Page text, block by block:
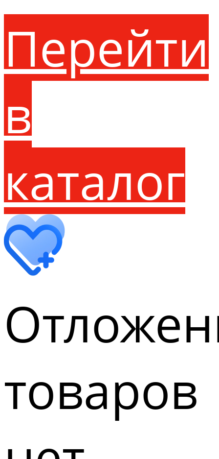
Перейти
в
каталог
товаров